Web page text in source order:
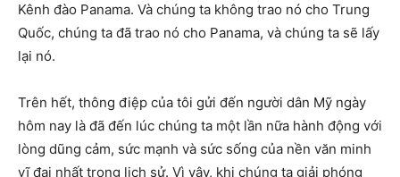
Kênh đào Panama. Và chúng ta không trao nó cho Trung
Quốc, chúng ta đã trao nó cho Panama, và chúng ta sẽ lấy
lại nó.
Trên hết, thông điệp của tôi gửi đến người dân Mỹ ngày
hôm nay là đã đến lúc chúng ta một lần nữa hành động với
lòng dũng cảm, sức mạnh và sức sống của nền văn minh
vĩ đại nhất trong lịch sử. Vì vậy, khi chúng ta giải phóng